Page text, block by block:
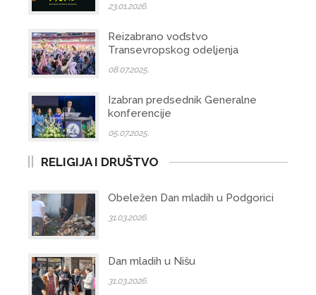
23.01.2026.
Reizabrano vođstvo
Transevropskog odeljenja
08.07.2025.
Izabran predsednik Generalne
konferencije
05.07.2025.
RELIGIJA I DRUŠTVO
Obeležen Dan mladih u Podgorici
31.03.2026.
Dan mladih u Nišu
31.03.2026.